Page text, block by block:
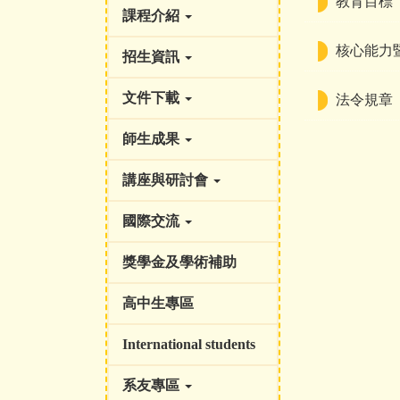
課程介紹
招生資訊
文件下載
師生成果
講座與研討會
國際交流
獎學金及學術補助
高中生專區
International students
系友專區
核心能力
法令規章